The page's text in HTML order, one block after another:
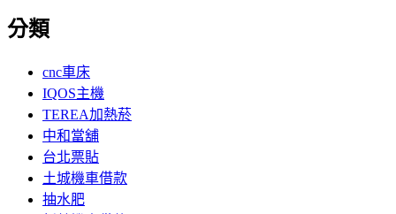
分類
cnc車床
IQOS主機
TEREA加熱菸
中和當舖
台北票貼
土城機車借款
抽水肥